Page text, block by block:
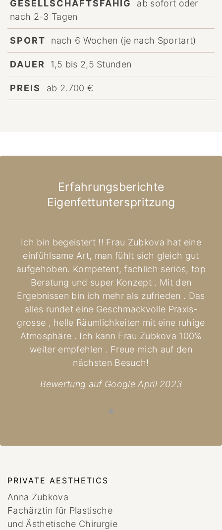
GESELLSCHAFTSFÄHIG
ab sofort oder
nach 2-3 Tagen
SPORT nach 6 Wochen (je nach Sportart)
DAUER 1,5 bis 2,5 Stunden
PREIS ab 2.700 €
Erfahrungsberichte
Eigenfettunterspritzung
Ich bin begeistert !! Frau Zubkova hat eine
einfühlsame Art, man fühlt sich gleich gut
aufgehoben. Kompetent, fachlich seriös, top
Beratung und super Konzept . Mit den
Ergebnissen bin ich mehr als zufrieden . Das
alles rundet eine Geschmackvolle Praxis-
grosse , helle Räumlichkeiten mit eine ruhige
Atmosphäre . Ich kann Frau Zubkova 100%
weiter empfehlen . Freue mich auf den
nächsten Besuch!
Bewertung auf Google April 2023
PRIVATE AESTHETICS
Anna Zubkova
Fachärztin für Plastische
und Ästhetische Chirurgie